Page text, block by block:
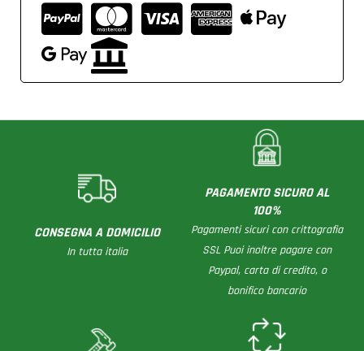
CONSEGNA A DOMICILIO
In tutta italia
PAGAMENTO SICURO AL
100%
Pagamenti sicuri con crittografia
SSL Puoi inoltre pagare con
Paypal, carta di credito, o
bonifico bancario